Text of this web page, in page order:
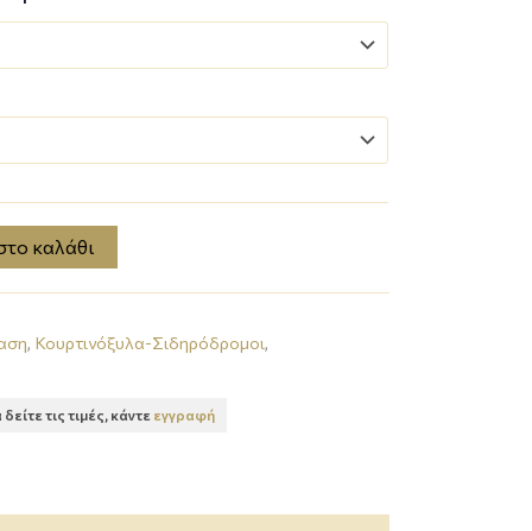
καλάθι
, Κουρτινόξυλα-Σιδηρόδρομοι,
δείτε τις τιμές, κάντε εγγραφή